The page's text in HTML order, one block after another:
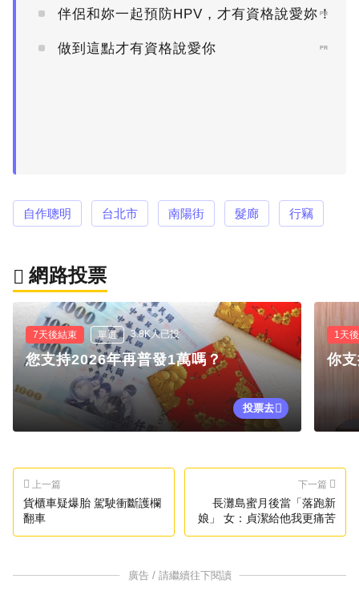
伴侶和妳一起預防HPV，才有資格說愛妳！
PR
做到這點才有資格說愛你 PR
自作聰明 台北市 南陽街 髮廊 行竊
網路投票
7天後結束 單選 3.8K人已投
您支持2026年再普發1萬嗎？
投票去
1天
你
上一篇
貨櫃車疑爆胎 駕駛衝斷護欄
翻車
下一篇
長灘島蜜月後當「落跑新
娘」 女：貞潔給他我更痛苦
廣告 / 請繼續往下閱讀